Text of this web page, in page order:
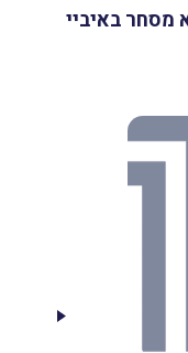
13 בנושא מסחר באיביי